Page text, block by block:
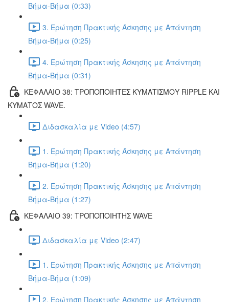
Βήμα-Βήμα (0:33)
3. Ερώτηση Πρακτικής Άσκησης με Απάντηση
Βήμα-Βήμα (0:25)
4. Ερώτηση Πρακτικής Άσκησης με Απάντηση
Βήμα-Βήμα (0:31)
ΚΕΦΑΛΑΙΟ 38: ΤΡΟΠΟΠΟΙΗΤΕΣ ΚΥΜΑΤΙΣΜΟΥ RIPPLE ΚΑΙ
ΚΥΜΑΤΟΣ WAVE.
Διδασκαλία με Video (4:57)
1. Ερώτηση Πρακτικής Άσκησης με Απάντηση
Βήμα-Βήμα (1:20)
2. Ερώτηση Πρακτικής Άσκησης με Απάντηση
Βήμα-Βήμα (1:27)
ΚΕΦΑΛΑΙΟ 39: ΤΡΟΠΟΠΟΙΗΤΗΣ WAVE
Διδασκαλία με Video (2:47)
1. Ερώτηση Πρακτικής Άσκησης με Απάντηση
Βήμα-Βήμα (1:09)
2. Ερώτηση Πρακτικής Άσκησης με Απάντηση